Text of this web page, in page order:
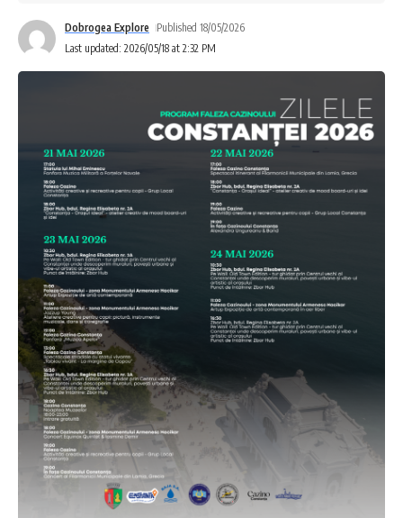
Last updated: 2026/05/18 at 2:32 PM
Dobrogea Explore Published 18/05/2026